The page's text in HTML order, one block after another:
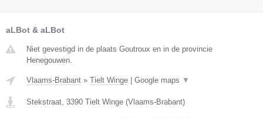
aLBot & aLBot
Niet gevestigd in de plaats Goutroux en in de provincie
Henegouwen.
Vlaams-Brabant » Tielt Winge | Google maps ▼
Stekstraat 3390 Tielt Winge (Vlaams-Brabant)